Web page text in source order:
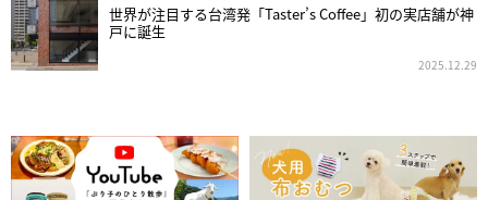
世界が注目する台湾発「Taster’s Coffee」初の実店舗が神
戸に誕生
2025.12.29